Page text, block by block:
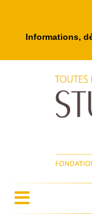
Informations,